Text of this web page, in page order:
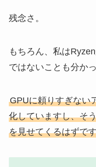
残念さ。
もちろん、私は
ではないことも分か
GPUに頼りすぎない
化していますし、そ
を見せてくるはずで